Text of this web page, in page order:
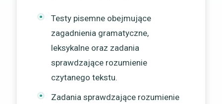
Testy pisemne obejmujące
zagadnienia gramatyczne,
leksykalne oraz zadania
sprawdzające rozumienie
czytanego tekstu.
Zadania sprawdzające rozumienie